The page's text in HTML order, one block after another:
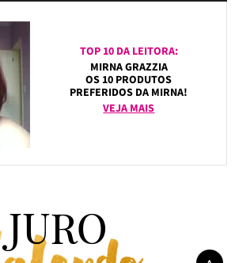
TOP 10 DA LEITORA:
MIRNA GRAZZIA
OS 10 PRODUTOS
PREFERIDOS DA MIRNA!
VEJA MAIS